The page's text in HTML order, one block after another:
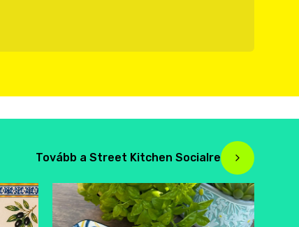
Tovább a Street Kitchen Socialre